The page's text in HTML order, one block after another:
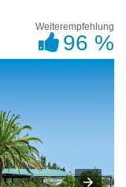
Weiterempfehlung
96 %